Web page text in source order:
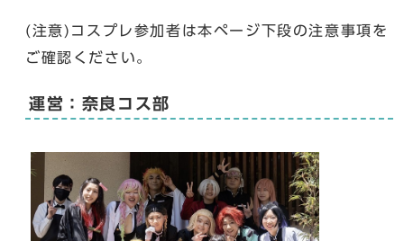
(注意)コスプレ参加者は本ページ下段の注意事項を
ご確認ください。
運営：奈良コス部